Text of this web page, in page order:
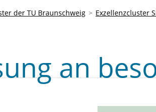
der TU Braunschweig
Exzellenzcluster
an